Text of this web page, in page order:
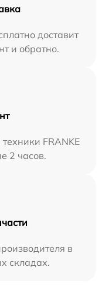
доставит
и обратно.
FRANKE
2 часов.
в
складах.